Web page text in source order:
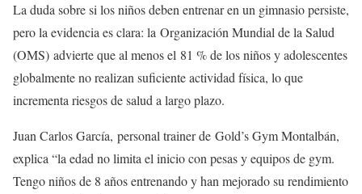
La duda sobre si los niños deben entrenar en un gimnasio persiste,
pero la evidencia es clara: la Organización Mundial de la Salud
(OMS) advierte que al menos el 81 % de los niños y adolescentes
globalmente no realizan suficiente actividad física, lo que
incrementa riesgos de salud a largo plazo.
Juan Carlos García, personal trainer de Gold’s Gym Montalbán,
explica “la edad no limita el inicio con pesas y equipos de gym.
Tengo niños de 8 años entrenando y han mejorado su rendimiento